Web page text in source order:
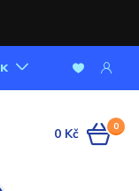
0
0 Kč